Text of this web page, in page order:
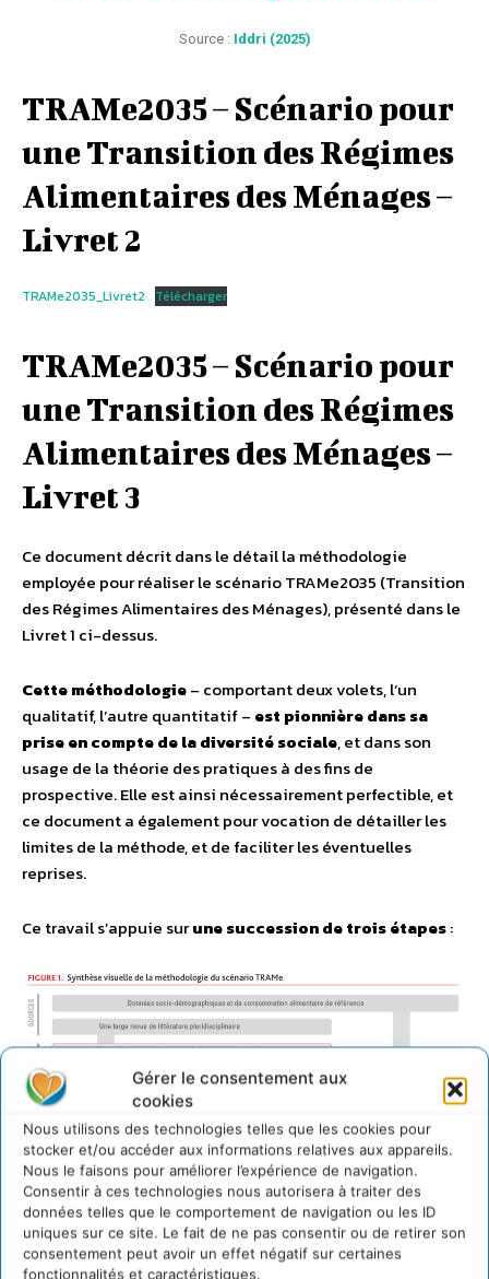
Gérer le consentement aux
cookies
Nous utilisons des technologies telles que les cookies pour
stocker et/ou accéder aux informations relatives aux appareils.
Nous le faisons pour améliorer l’expérience de navigation.
Consentir à ces technologies nous autorisera à traiter des
données telles que le comportement de navigation ou les ID
uniques sur ce site. Le fait de ne pas consentir ou de retirer son
consentement peut avoir un effet négatif sur certaines
fonctionnalités et caractéristiques.
Source : Iddri (2025)
TRAMe2035 – Scénario pour
une Transition des Régimes
Alimentaires des Ménages –
Livret 2
TRAMe2035_Livret2 Télécharger
TRAMe2035 – Scénario pour
une Transition des Régimes
Alimentaires des Ménages –
Livret 3
Ce document décrit dans le détail la méthodologie
employée pour réaliser le scénario TRAMe2035 (Transition
des Régimes Alimentaires des Ménages), présenté dans le
Livret 1 ci-dessus.
Cette méthodologie– comportant deux volets, l’un
qualitatif, l’autre quantitatif – est pionnière dans sa
prise en compte de la diversité sociale, et dans son
usage de la théorie des pratiques à des fins de
prospective. Elle est ainsi nécessairement perfectible, et
ce document a également pour vocation de détailler les
limites de la méthode, et de faciliter les éventuelles
reprises.
Ce travail s’appuie surune succession de trois étapes:
TRAMe2035_livret3 Télécharger